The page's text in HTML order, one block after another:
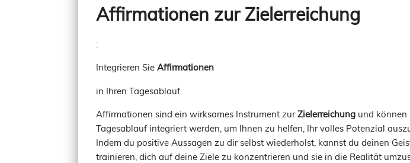
Affirmationen zur Zielerreichung
:
Integrieren SieAffirmationen
in Ihren Tagesablauf
Affirmationen sind ein wirksames Instrument zurZielerreichung und können
Tagesablauf integriert werden, um Ihnen zu helfen, Ihr volles Potenzial
Indem du positive Aussagen zu dir selbst wiederholst, kannst du deinen
trainieren, dich auf deine Ziele zu konzentrieren und sie in die Realität